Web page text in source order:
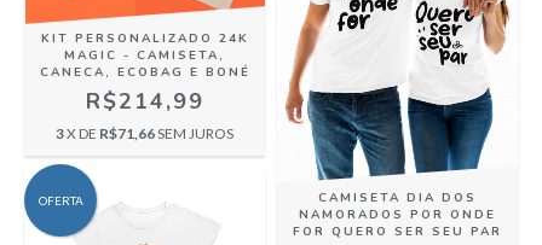
KIT PERSONALIZADO 24K
MAGIC - CAMISETA,
CANECA, ECOBAG E BONÉ
R$214,99
3X DE R$71,66SEM JUROS
CAMISETA DIA DOS
NAMORADOS POR ONDE
FOR QUERO SER SEU PAR
OFERTA